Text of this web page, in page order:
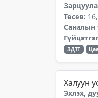
Төсөв:
Саналын
ЗДТГ
Халуун
Эхлэх,